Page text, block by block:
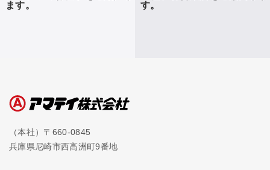
ます。 す。
（本社）〒660-0845
兵庫県尼崎市西高洲町9番地